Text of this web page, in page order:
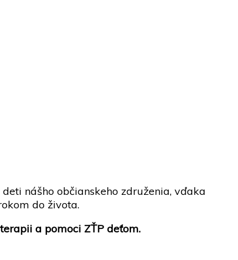
nášho občianskeho združenia, vďaka
do života.
a pomoci ZŤP deťom.